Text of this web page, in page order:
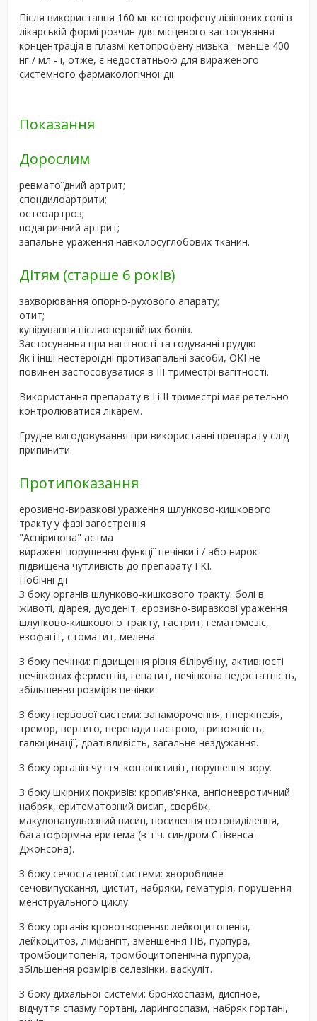
Після використання 160 мг кетопрофену лізінових солі в
лікарській формі розчин для місцевого застосування
концентрація в плазмі кетопрофену низька - менше 400
нг / мл - і, отже, є недостатньою для вираженого
системного фармакологічної дії.
Показання
Дорослим
ревматоїдний артрит;
спондилоартрити;
остеоартроз;
подагричний артрит;
запальне ураження навколосуглобових тканин.
Дітям (старше 6 років)
захворювання опорно-рухового апарату;
отит;
купірування післяопераційних болів.
Застосування при вагітності та годуванні груддю
Як і інші нестероїдні протизапальні засоби, ОКІ не
повинен застосовуватися в III триместрі вагітності.
Використання препарату в I і II триместрі має ретельно
контролюватися лікарем.
Грудне вигодовування при використанні препарату слід
припинити.
Протипоказання
ерозивно-виразкові ураження шлунково-кишкового
тракту у фазі загострення
"Аспіринова" астма
виражені порушення функції печінки і / або нирок
підвищена чутливість до препарату ГКІ.
Побічні дії
З боку органів шлунково-кишкового тракту: болі в
животі, діарея, дуоденіт, ерозивно-виразкові ураження
шлунково-кишкового тракту, гастрит, гематомезіс,
езофагіт, стоматит, мелена.
З боку печінки: підвищення рівня білірубіну, активності
печінкових ферментів, гепатит, печінкова недостатність,
збільшення розмірів печінки.
З боку нервової системи: запаморочення, гіперкінезія,
тремор, вертиго, перепади настрою, тривожність,
галюцинації, дратівливість, загальне нездужання.
З боку органів чуття: кон'юнктивіт, порушення зору.
З боку шкірних покривів: кропив'янка, ангіоневротичний
набряк, еритематозний висип, свербіж,
макулопапульозний висип, посилення потовиділення,
багатоформна еритема (в т.ч. синдром Стівенса-
Джонсона).
З боку сечостатевої системи: хворобливе
сечовипускання, цистит, набряки, гематурія, порушення
менструального циклу.
З боку органів кровотворення: лейкоцитопенія,
лейкоцитоз, лімфангіт, зменшення ПВ, пурпура,
тромбоцитопенія, тромбоцитопенічна пурпура,
збільшення розмірів селезінки, васкуліт.
З боку дихальної системи: бронхоспазм, диспное,
відчуття спазму гортані, ларингоспазм, набряк гортані,